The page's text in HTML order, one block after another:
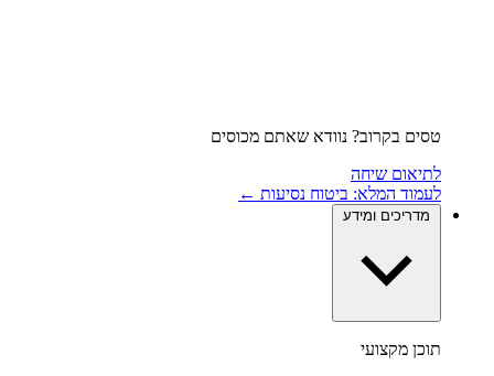
טסים בקרוב? נוודא שאתם מכוסים
לתיאום שיחה
לעמוד המלא: ביטוח נסיעות ←
מדריכים ומידע
תוכן מקצועי